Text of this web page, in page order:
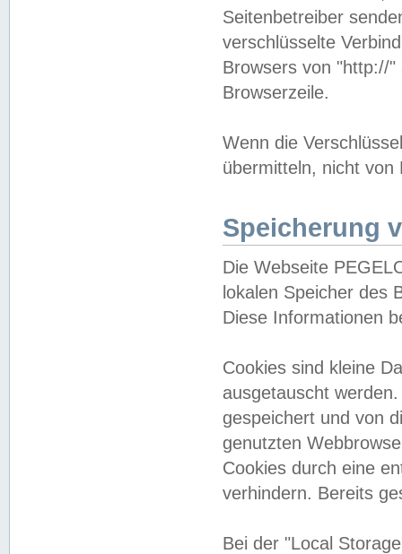
Seitenbetreiber
verschlüsselte
Browsers von "http://
Browserzeile.
Wenn die
übermitteln, nicht von
Speicherung
Die Webseite
lokalen Speicher des
Diese Informationen
Cookies sind kleine
ausgetauscht
gespeichert und von
genutzten
Cookies durch eine
verhindern. Bereits
Bei der "Local